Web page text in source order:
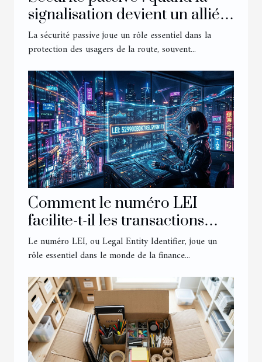
signalisation devient un allié
discret
La sécurité passive joue un rôle essentiel dans la
protection des usagers de la route, souvent...
Comment le numéro LEI
facilite-t-il les transactions
financières internationales ?
Le numéro LEI, ou Legal Entity Identifier, joue un
rôle essentiel dans le monde de la finance...